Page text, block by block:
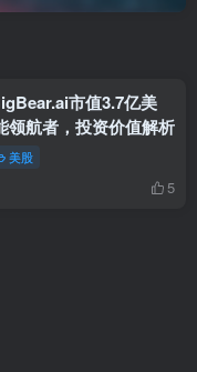
市值3.7亿美
领航者，投资价值解析
美股
5